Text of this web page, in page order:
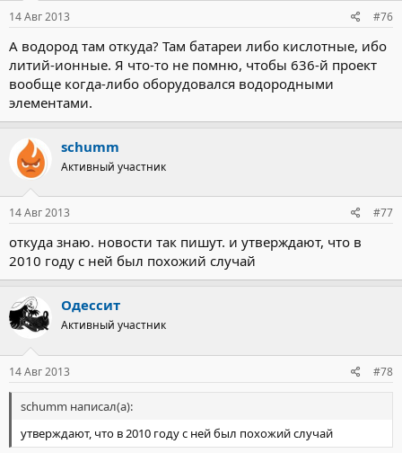
14 Авг 2013 #76
А водород там откуда? Там батареи либо кислотные, ибо
литий-ионные. Я что-то не помню, чтобы 636-й проект
вообще когда-либо оборудовался водородными
элементами.
schumm
Активный участник
14 Авг 2013 #77
откуда знаю. новости так пишут. и утверждают, что в
2010 году с ней был похожий случай
Одессит
Активный участник
14 Авг 2013 #78
schumm написал(а):
утверждают, что в 2010 году с ней был похожий случай